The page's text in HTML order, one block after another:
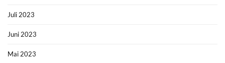
Juli 2023
Juni 2023
Mai 2023